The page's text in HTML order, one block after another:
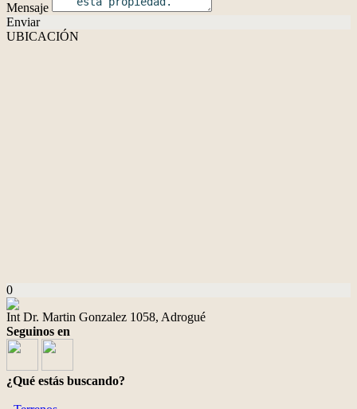
Mensaje
Enviar
UBICACIÓN
0
Int Dr. Martin Gonzalez 1058, Adrogué
Seguinos en
¿Qué estás buscando?